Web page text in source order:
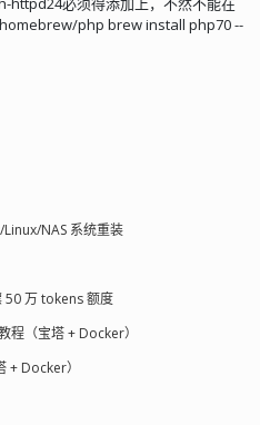
php brew install php70 --
NAS 系统重装
万 tokens 额度
（宝塔 + Docker）
+ Docker）